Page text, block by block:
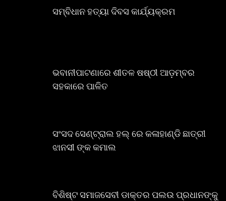
ସମ୍ବିଧାନ ହତ୍ୟା ଦିବସ କାର୍ଯ୍ୟକ୍ରମ
ଭବାନୀପାଟଣାରେ ଶୀତଳ ଷଷ୍ଠୀ ଆଡ଼ମ୍ବର
ସହକାରେ ପାଳିତ
ସଂସଦ ସେଣ୍ଟ୍ରାଲ ହଲ୍ ରେ କଳାହାଣ୍ଡି ଛାତ୍ରୀ
ଝାନସୀ ଙ୍କ କମାଲ
ବିଶିଷ୍ଟ ସମାଜସେବୀ ଡାକ୍ତର ପଲଉ ପ୍ରଧାନଙ୍କୁ